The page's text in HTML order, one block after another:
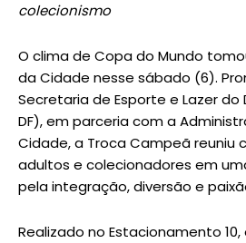
colecionismo
O clima de Copa do Mundo
da Cidade nesse sábado (6).
Secretaria de Esporte e Lazer do
DF), em parceria com a
Cidade, a Troca Campeã reuniu
adultos e colecionadores em
pela integração, diversão e
Realizado no Estacionamento